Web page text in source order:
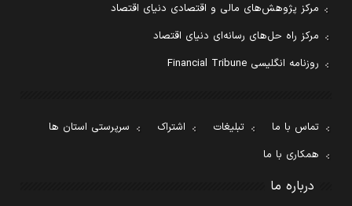
مرکز پژوهش‌های مالی و اقتصادی دنیای اقتصاد
مرکز راه حل‌های رسانه‌ای دنیای اقتصاد
روزنامه انگلیسی Financial Tribune
تماس با ما تبلیغات اشتراک
سرپرستی استان ها
همکاری با ما
درباره ما